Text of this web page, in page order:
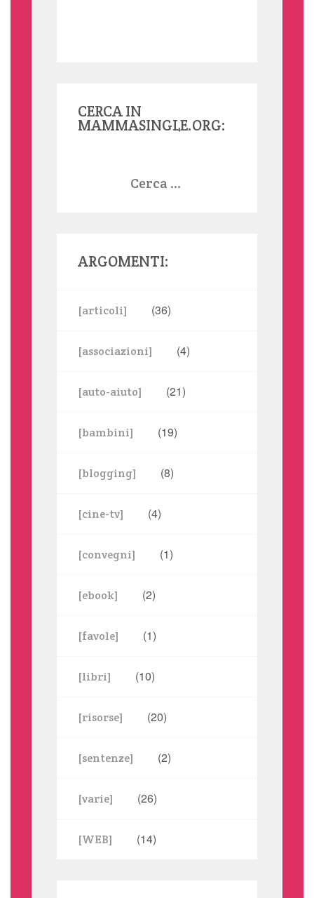
CERCA IN
MAMMASINGLE.ORG:
ARGOMENTI:
[articoli] (36)
[associazioni] (4)
[auto-aiuto] (21)
[bambini] (19)
[blogging] (8)
[cine-tv] (4)
[convegni] (1)
[ebook] (2)
[favole] (1)
[libri] (10)
[risorse] (20)
[sentenze] (2)
[varie] (26)
[WEB] (14)